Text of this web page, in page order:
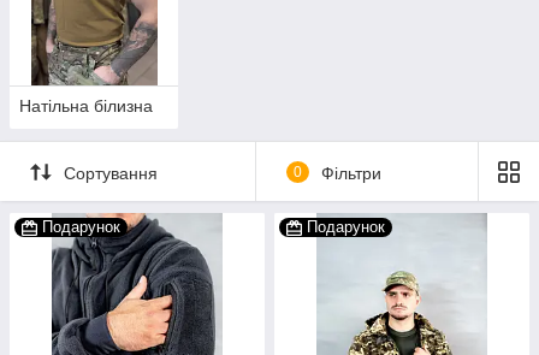
Натільна білизна
Сортування 0 Фільтри
Подарунок Подарунок